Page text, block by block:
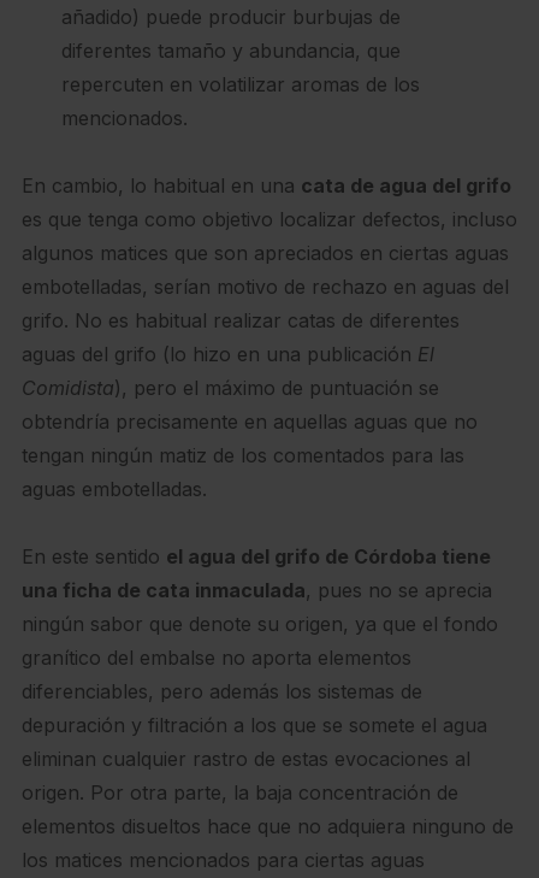
añadido) puede producir burbujas de
diferentes tamaño y abundancia, que
repercuten en volatilizar aromas de los
mencionados.
En cambio, lo habitual en una cata de agua del grifo
es que tenga como objetivo localizar defectos, incluso
algunos matices que son apreciados en ciertas aguas
embotelladas, serían motivo de rechazo en aguas del
grifo. No es habitual realizar catas de diferentes
aguas del grifo (lo hizo en una publicación El
Comidista), pero el máximo de puntuación se
obtendría precisamente en aquellas aguas que no
tengan ningún matiz de los comentados para las
aguas embotelladas.
En este sentido el agua del grifo de Córdoba tiene
una ficha de cata inmaculada, pues no se aprecia
ningún sabor que denote su origen, ya que el fondo
granítico del embalse no aporta elementos
diferenciables, pero además los sistemas de
depuración y filtración a los que se somete el agua
eliminan cualquier rastro de estas evocaciones al
origen. Por otra parte, la baja concentración de
elementos disueltos hace que no adquiera ninguno de
los matices mencionados para ciertas aguas